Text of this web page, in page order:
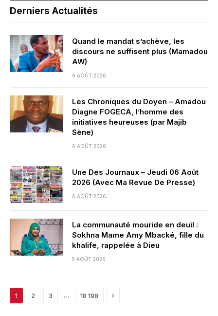
Derniers Actualités
Quand le mandat s’achève, les
discours ne suffisent plus (Mamadou
AW)
6 AOÛT 2026
Les Chroniques du Doyen – Amadou
Diagne FOGECA, l’homme des
initiatives heureuses (par Majib
Sène)
6 AOÛT 2026
Une Des Journaux – Jeudi 06 Août
2026 (Avec Ma Revue De Presse)
6 AOÛT 2026
La communauté mouride en deuil :
Sokhna Mame Amy Mbacké, fille du
khalife, rappelée à Dieu
5 AOÛT 2026
1 2 3 … 18 198 Next